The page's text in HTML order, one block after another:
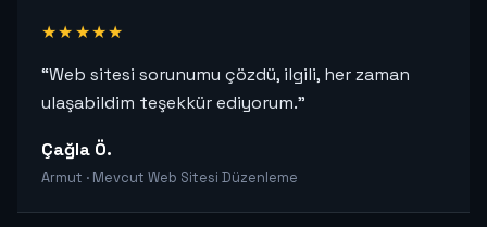
★★★★★
“Web sitesi sorunumu çözdü, ilgili, her zaman
ulaşabildim teşekkür ediyorum.”
Çağla Ö.
Armut · Mevcut Web Sitesi Düzenleme